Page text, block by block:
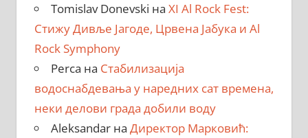
Tomislav Donevski на XI Al Rock Fest:
Стижу Дивље Јагоде, Црвена Јабука и Al
Rock Symphony
Perca на Стабилизација
водоснабдевања у наредних сат времена,
неки делови града добили воду
Aleksandarна Директор Марковић: